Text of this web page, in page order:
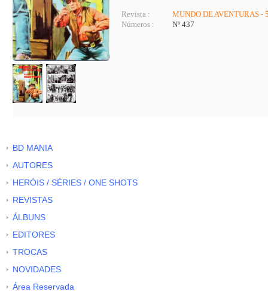
Revista :
MUNDO DE AVENTURAS -
Números :
Nº 437
BD MANIA
AUTORES
HERÓIS / SÉRIES / ONE SHOTS
REVISTAS
ÁLBUNS
EDITORES
TROCAS
NOVIDADES
Área Reservada